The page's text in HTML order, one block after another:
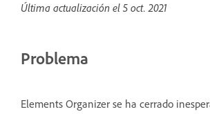
Última actualización el 5 oct. 2021
Problema
Elements Organizer se ha cerrado